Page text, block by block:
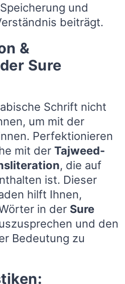
und
beiträgt.
&
Sure
Schrift nicht
um mit der
Perfektionieren
mit der Tajweed-
, die auf
ist. Dieser
hilft Ihnen,
in der Sure
und den
Bedeutung zu